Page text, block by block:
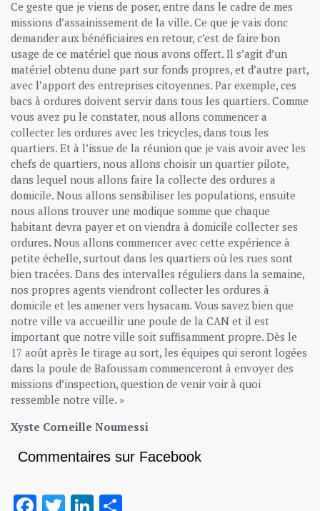
Ce geste que je viens de poser, entre dans le cadre de mes
missions d’assainissement de la ville. Ce que je vais donc
demander aux bénéficiaires en retour, c’est de faire bon
usage de ce matériel que nous avons offert. Il s’agit d’un
matériel obtenu dune part sur fonds propres, et d’autre part,
avec l’apport des entreprises citoyennes. Par exemple, ces
bacs à ordures doivent servir dans tous les quartiers. Comme
vous avez pu le constater, nous allons commencer a
collecter les ordures avec les tricycles, dans tous les
quartiers. Et à l’issue de la réunion que je vais avoir avec les
chefs de quartiers, nous allons choisir un quartier pilote,
dans lequel nous allons faire la collecte des ordures a
domicile. Nous allons sensibiliser les populations, ensuite
nous allons trouver une modique somme que chaque
habitant devra payer et on viendra à domicile collecter ses
ordures. Nous allons commencer avec cette expérience à
petite échelle, surtout dans les quartiers où les rues sont
bien tracées. Dans des intervalles réguliers dans la semaine,
nos propres agents viendront collecter les ordures à
domicile et les amener vers hysacam. Vous savez bien que
notre ville va accueillir une poule de la CAN et il est
important que notre ville soit suffisamment propre. Dès le
17 août après le tirage au sort, les équipes qui seront logées
dans la poule de Bafoussam commenceront à envoyer des
missions d’inspection, question de venir voir à quoi
ressemble notre ville. »
Xyste Corneille Noumessi
Commentaires sur Facebook